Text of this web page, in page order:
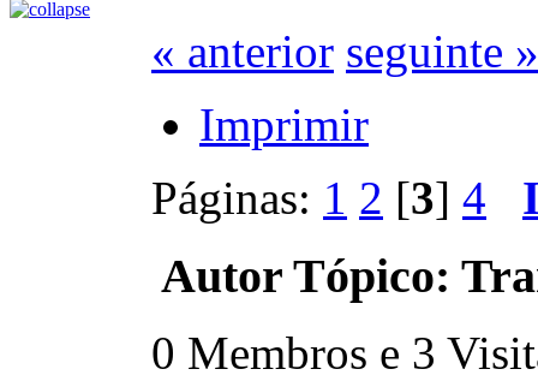
« anterior seguinte »
Imprimir
Páginas: 1 2 [3] 4
Autor Tópico:
0 Membros e 3